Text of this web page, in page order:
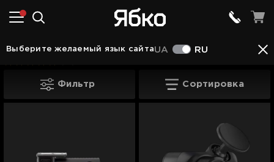
Выберите желаемый язык сайтаUA RU
Аудио, фото и видео Автомобильные
Автомобильные видеорегистраторы
Фильтр Сортировка